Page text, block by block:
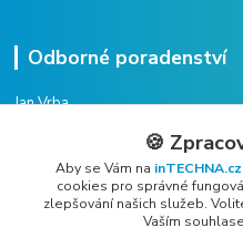
Odborné poradenství
Jan Vrba
vrba@intechna.cz
🍪
Aby se Vám na inTECHNA.cz
cookies pro správné
zlepšování našich služeb.
Vaším